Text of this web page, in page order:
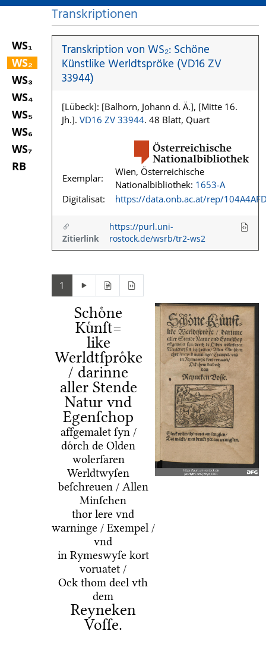
WS₁
WS₂
WS₃
WS₄
WS₅
WS₆
WS₇
RB
Transkriptionen
Transkription von WS₂: Schöne
Künstlike Werldtspröke (VD16 ZV
33944)
[Lübeck]: [Balhorn, Johann d. Ä.], [Mitte 16.
Jh.]. VD16 ZV 33944. 48 Blatt, Quart
Exemplar:
Wien, Österreichische
Nationalbibliothek: 1653-A
Digitalisat:
https://data.onb.ac.at/rep/
Zitierlink
https://purl.uni-
rostock.de/wsrb/tr2-ws2
1
Schoͤne
Kuͤnſt=
like
Werldtſproͤke
/ darinne
aller Stende
Natur vnd
Egenſchop
affgemalet ſyn /
doͤrch de Olden
wolerfaren
Werldtwyſen
beſchreuen / Allen
Minſchen
thor lere vnd
warninge / Exempel /
vnd
in Rymeswyſe kort
voruatet /
Ock thom deel vth
dem
Reyneken
Voſſe.